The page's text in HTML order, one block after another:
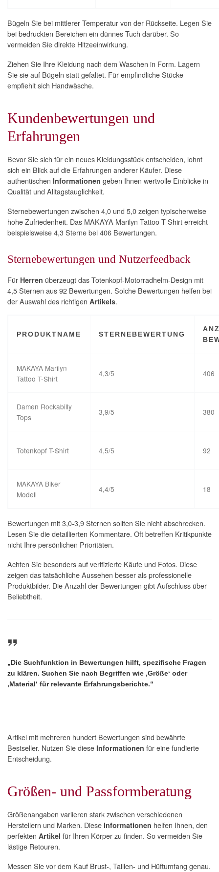
Bügeln Sie bei mittlerer Temperatur von der Rückseite. Legen Sie
bei bedruckten Bereichen ein dünnes Tuch darüber. So
vermeiden Sie direkte Hitzeeinwirkung.
Ziehen Sie Ihre Kleidung nach dem Waschen in Form. Lagern
Sie sie auf Bügeln statt gefaltet. Für empfindliche Stücke
empfiehlt sich Handwäsche.
Kundenbewertungen und
Erfahrungen
Bevor Sie sich für ein neues Kleidungsstück entscheiden, lohnt
sich ein Blick auf die Erfahrungen anderer Käufer. Diese
authentischen Informationen geben Ihnen wertvolle Einblicke in
Qualität und Alltagstauglichkeit.
Sternebewertungen zwischen 4,0 und 5,0 zeigen typischerweise
hohe Zufriedenheit. Das MAKAYA Marilyn Tattoo T-Shirt erreicht
beispielsweise 4,3 Sterne bei 406 Bewertungen.
Sternebewertungen und Nutzerfeedback
Für Herren überzeugt das Totenkopf-Motorradhelm-Design mit
4,5 Sternen aus 92 Bewertungen. Solche Bewertungen helfen bei
der Auswahl des richtigen Artikels.
PRODUKTNAME STERNEBEWERTUNG
MAKAYA Marilyn
Tattoo T-Shirt
4,3/5 406
Damen Rockabilly
Tops
3,9/5 380
Totenkopf T-Shirt 4,5/5 92
MAKAYA Biker
Modell
4,4/5 18
Bewertungen mit 3,0-3,9 Sternen sollten Sie nicht abschrecken.
Lesen Sie die detaillierten Kommentare. Oft betreffen Kritikpunkte
nicht Ihre persönlichen Prioritäten.
Achten Sie besonders auf verifizierte Käufe und Fotos. Diese
zeigen das tatsächliche Aussehen besser als professionelle
Produktbilder. Die Anzahl der Bewertungen gibt Aufschluss über
Beliebtheit.
„Die Suchfunktion in Bewertungen hilft, spezifische Fragen
zu klären. Suchen Sie nach Begriffen wie ‚Größe‘ oder
‚Material‘ für relevante Erfahrungsberichte.“
Artikel mit mehreren hundert Bewertungen sind bewährte
Bestseller. Nutzen Sie diese Informationen für eine fundierte
Entscheidung.
Größen- und Passformberatung
Größenangaben variieren stark zwischen verschiedenen
Herstellern und Marken. Diese Informationen helfen Ihnen, den
perfekten Artikel für Ihren Körper zu finden. So vermeiden Sie
lästige Retouren.
Messen Sie vor dem Kauf Brust-, Taillen- und Hüftumfang genau.